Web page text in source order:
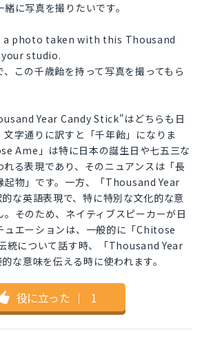
に写真を撮りたいです。
a photo taken with this Thousand
studio.
、この千歳飴を持って写真を撮ってもら
Year Candy Stick"はどちらも日
字通りに訳すと「千年飴」になりま
Ame」は特に日本の誕生日や七五三な
れる表現であり、そのニュアンスは「長
起物」です。一方、「Thousand Year
な英語表現で、特に特別な文化的な意
そのため、ネイティブスピーカーが日
ュエーションは、一般的に「Chitose
統について話す時、「Thousand Year
な意味を伝える時に使われます。
役に立った ｜ 1